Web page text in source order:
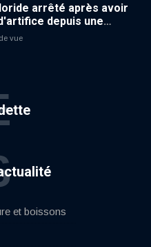
arrêté après avoir
depuis une
vue
et boissons